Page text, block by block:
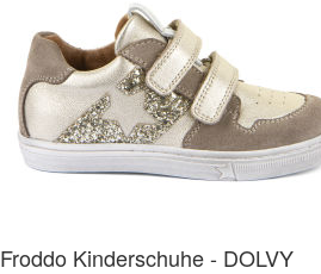
Froddo Kinderschuhe - DOLVY